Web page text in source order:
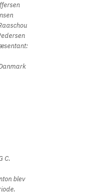
C.
blev